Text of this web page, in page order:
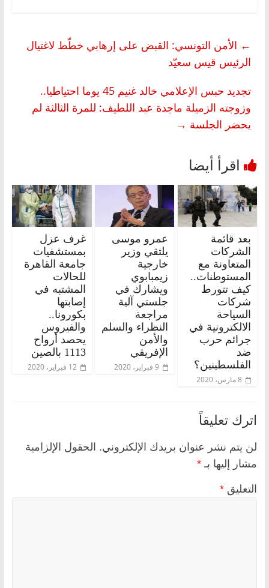
← الأمن التونسي: القبض على إرهابي خطّط لاغتيال
الرئيس قيس سعيّد
تجديد حبس الإعلامي خالد غنيم 45 يوما احتياطيا..
وزوجته الزميلة ماجدة عبد اللطيف: للمرة الثالثة لم
يحضر الجلسة →
بعد قائمة
الشركات
المتعاونة مع
المستوطنات..
كيف تتورط
شركات
السياحة
الالكترونية في
جرائم حرب
ضد
الفلسطينين؟
8 مارس، 2020
عمرو موسى
يلتقي وزير
خارجية
زيمبابوي
ويشارك في
جلستي آلية
مراجعة
النظراء والسلم
والأمن
الإفريقي
9 فبراير، 2020
غرف عزل
بمستشفيات
جامعة القاهرة
للحالات
المشتبه في
إصابتها
بكورونا..
والفيروس
يحصد أرواح
1113 بالصين
12 فبراير، 2020
اترك تعليقاً
لن يتم نشر عنوان بريدك الإلكتروني. الحقول الإلزامية
مشار إليها بـ *
التعليق *